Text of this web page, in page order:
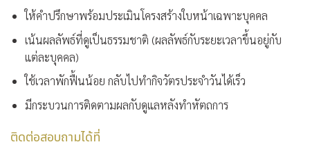
ให้คำปรึกษาพร้อมประเมินโครงสร้างใบหน้าเฉพาะบุคคล
เน้นผลลัพธ์ที่ดูเป็นธรรมชาติ (ผลลัพธ์กับระยะเวลาขึ้นอยู่กับ
แต่ละบุคคล)
ใช้เวลาพักฟื้นน้อย กลับไปทำกิจวัตรประจำวันได้เร็ว
มีกระบวนการติดตามผลกับดูแลหลังทำหัตถการ
ติดต่อสอบถามได้ที่